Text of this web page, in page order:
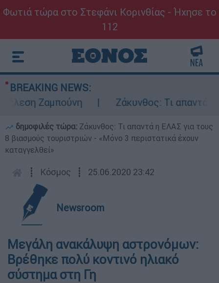
Φωτιά τώρα στο Στεφάνι Κορινθίας - Ήχησε το
112
BREAKING NEWS:
Ζαμπούνη
Ζάκυνθος: Τι απαντά η
δημοφιλές τώρα: Ζάκυνθος: Τι απαντά η ΕΛΑΣ για τους
8 βιασμούς τουριστριών - «Μόνο 3 περιστατικά έχουν
καταγγελθεί»
┋ Κόσμος ┋ 25.06.2020 23:42
Newsroom
Μεγάλη ανακάλυψη αστρονόμων:
Βρέθηκε πολύ κοντινό ηλιακό
σύστημα στη Γη